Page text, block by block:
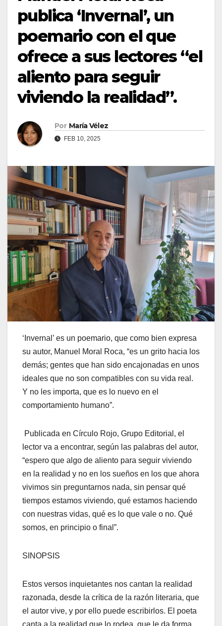
publica ‘Invernal’, un
poemario con el que
ofrece a sus lectores “el
aliento para seguir
viviendo la realidad”.
Por María Vélez
FEB 10, 2025
‘Invernal’ es un poemario, que como bien expresa
su autor, Manuel Moral Roca, “es un grito hacia los
demás; gentes que han sido encajonadas en unos
ideales que no son compatibles con su vida real.
Y no les importa, que es lo nuevo en el
comportamiento humano”.
Publicada en Círculo Rojo, Grupo Editorial, el
lector va a encontrar, según las palabras del autor,
“espero que algo de aliento para seguir viviendo
en la realidad y no en los sueños en los que ahora
vivimos sin preguntarnos nada, sin pensar qué
tiempos estamos viviendo, qué estamos haciendo
con nuestras vidas, qué es lo que vale o no. Qué
somos, en principio o final”.
SINOPSIS
Estos versos inquietantes nos cantan la realidad
razonada, desde la crítica de la razón literaria, que
el autor vive, y por ello puede escribirlos. El poeta